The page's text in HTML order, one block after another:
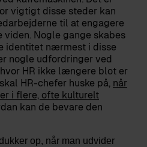
vigtigt disse steder kan
til at engagere
viden. Nogle gange skabes
identitet nærmest i disse
nogle udfordringer ved
HR ikke længere blot er
HR-chefer huske på, når
i flere, ofte kulturelt
kan de bevare den
op, når man udvider